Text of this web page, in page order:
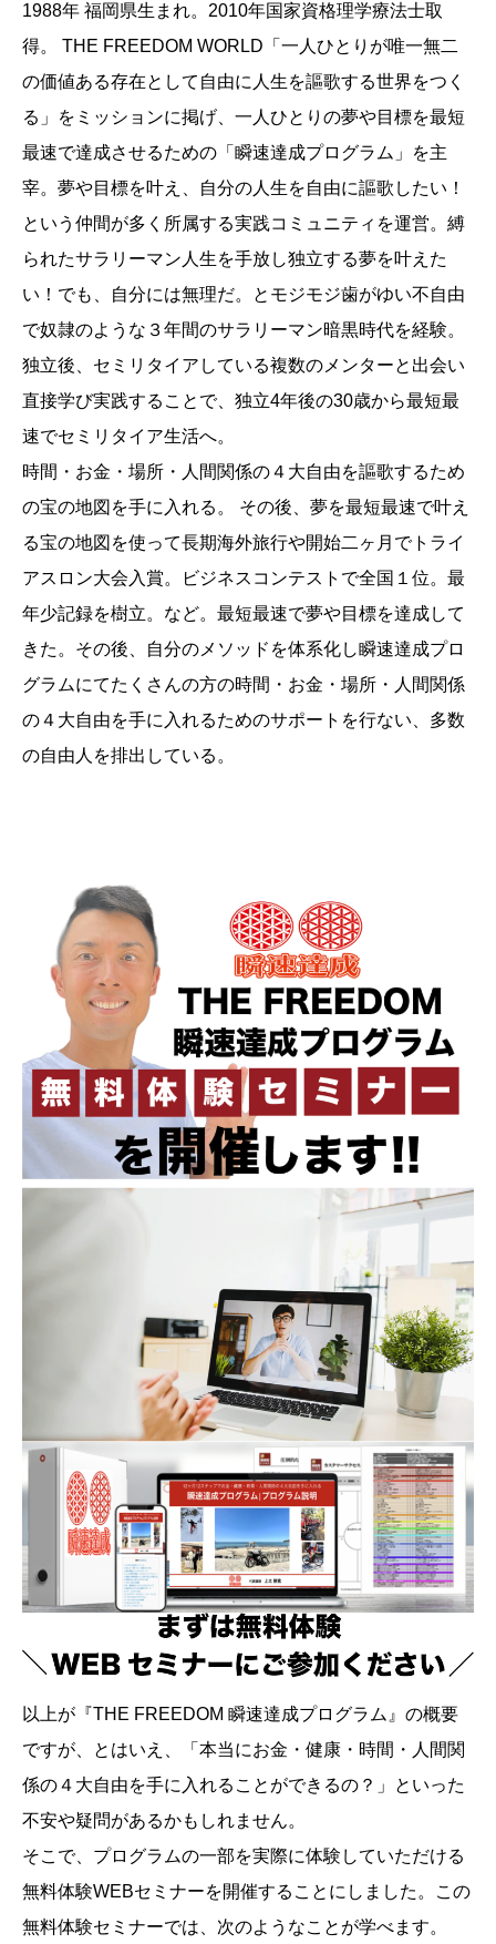
1988年 福岡県生まれ。2010年国家資格理学療法士取
得。 THE FREEDOM WORLD「一人ひとりが唯一無二
の価値ある存在として自由に人生を謳歌する世界をつく
る」をミッションに掲げ、一人ひとりの夢や目標を最短
最速で達成させるための「瞬速達成プログラム」を主
宰。夢や目標を叶え、自分の人生を自由に謳歌したい！
という仲間が多く所属する実践コミュニティを運営。縛
られたサラリーマン人生を手放し独立する夢を叶えた
い！でも、自分には無理だ。とモジモジ歯がゆい不自由
で奴隷のような３年間のサラリーマン暗黒時代を経験。
独立後、セミリタイアしている複数のメンターと出会い
直接学び実践することで、独立4年後の30歳から最短最
速でセミリタイア生活へ。
時間・お金・場所・人間関係の４大自由を謳歌するため
の宝の地図を手に入れる。 その後、夢を最短最速で叶え
る宝の地図を使って長期海外旅行や開始二ヶ月でトライ
アスロン大会入賞。ビジネスコンテストで全国１位。最
年少記録を樹立。など。最短最速で夢や目標を達成して
きた。その後、自分のメソッドを体系化し瞬速達成プロ
グラムにてたくさんの方の時間・お金・場所・人間関係
の４大自由を手に入れるためのサポートを行ない、多数
の自由人を排出している。
以上が『THE FREEDOM 瞬速達成プログラム』の概要
ですが、とはいえ、「本当にお金・健康・時間・人間関
係の４大自由を手に入れることができるの？」といった
不安や疑問があるかもしれません。
そこで、プログラムの一部を実際に体験していただける
無料体験WEBセミナーを開催することにしました。この
無料体験セミナーでは、次のようなことが学べます。